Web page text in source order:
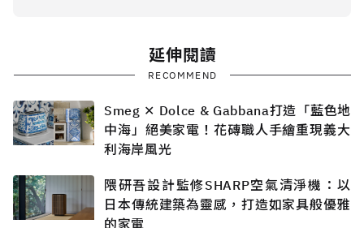
延伸閱讀
RECOMMEND
Smeg ✕ Dolce & Gabbana打造「藍色地
中海」絕美家電！花磚職人手繪重現義大
利海岸風光
隈研吾設計監修SHARP空氣清淨機：以
日本傳統建築為靈感，打造如家具般優雅
的家電